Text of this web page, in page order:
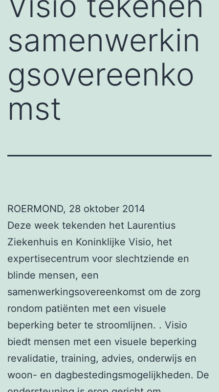
samenwerkin
gsovereenko
mst
ROERMOND, 28 oktober 2014
Deze week tekenden het Laurentius
Ziekenhuis en Koninklijke Visio, het
expertisecentrum voor slechtziende en
blinde mensen, een
samenwerkingsovereenkomst om de zorg
rondom patiënten met een visuele
beperking beter te stroomlijnen. . Visio
biedt mensen met een visuele beperking
revalidatie, training, advies, onderwijs en
woon- en dagbestedingsmogelijkheden. De